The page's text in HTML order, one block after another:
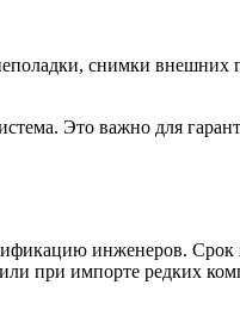
снимки внешних
Это важно для
инженеров. Срок
при импорте редких